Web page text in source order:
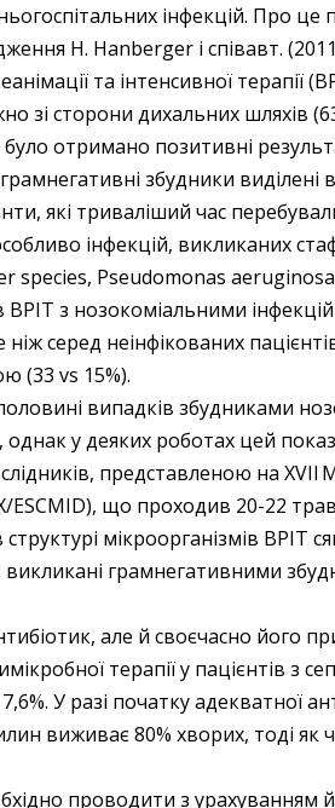
інфекцій. Про це
H. Hanberger і співавт.
та інтенсивної терапії
зі сторони дихальних шляхів
отримано позитивні
збудники виділені
які триваліший час
інфекцій, викликаних
Pseudomonas aeruginosa
ВРІТ з нозокоміальними
серед неінфікованих
(33 vs 15%).
випадків збудниками
однак у деяких роботах цей
представленою на
ESCMID), що проходив 20-22
мікроорганізмів ВРІТ
грамнегативними
але й своєчасно його
терапії у пацієнтів з
У разі початку адекватної
виживає 80% хворих, тоді як
проводити з урахуванням